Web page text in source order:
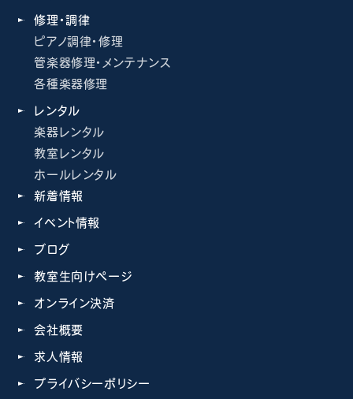
修理・調律
ピアノ調律・修理
管楽器修理・メンテナンス
各種楽器修理
レンタル
楽器レンタル
教室レンタル
ホールレンタル
新着情報
イベント情報
ブログ
教室生向けページ
オンライン決済
会社概要
求人情報
プライバシーポリシー